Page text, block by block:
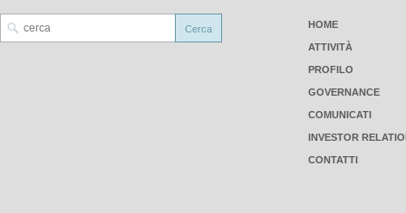
HOME
ATTIVITÀ
PROFILO
GOVERNANCE
COMUNICATI
INVESTOR
CONTATTI